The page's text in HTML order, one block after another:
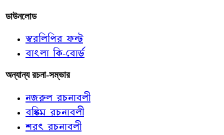
ডাউনলোড
স্বরলিপির ফন্ট
বাংলা কি-বোর্ড
অন্যান্য রচনা-সম্ভার
নজরুল রচনাবলী
বঙ্কিম রচনাবলী
শরৎ রচনাবলী